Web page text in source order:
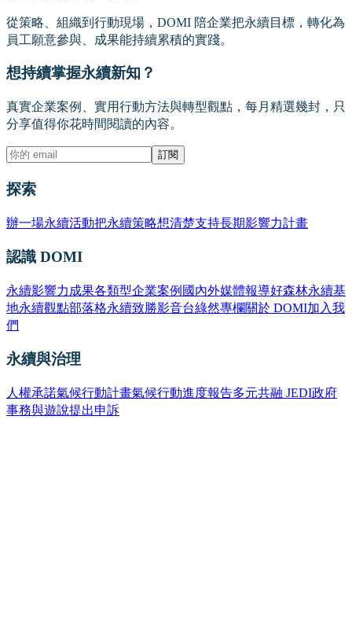
從策略、組織到行動現場，DOMI 陪企業把永續目標，轉化為
員工願意參與、成果能持續累積的實踐。
想持續掌握永續新知？
真實企業案例、實用行動方法與轉型觀點，每月精選幾封，只
分享值得你花時間閱讀的內容。
訂閱
探索
辦一場永續活動把永續策略想清楚支持長期影響力計畫
認識 DOMI
永續影響力成果各類型企業案例 國內外媒體報導好森林永續基
地永續觀點部落格永續致勝影音台綠然專欄關於 DOMI加入我
們
永續與治理
人權承諾氣候行動計畫氣候行動進度報告多元共融 JEDI政府
事務與遊說提出申訴